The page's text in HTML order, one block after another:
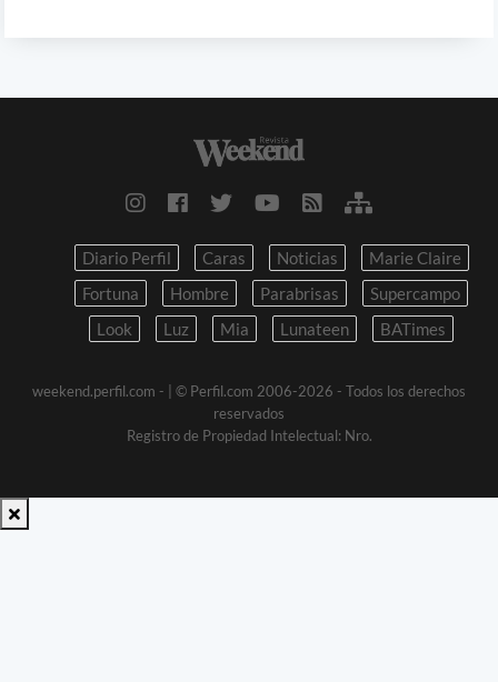
Diario Perfil Caras Noticias
Marie Claire
Fortuna
Hombre Parabrisas
Supercampo
Look
Luz Mia Lunateen BATimes
weekend.perfil.com -
| © Perfil.com 2006-2026 - Todos los derechos
reservados
Registro de Propiedad Intelectual: Nro.